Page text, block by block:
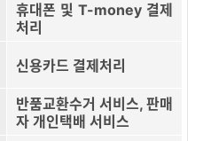
휴대폰 및 T-money 결제
처리
신용카드 결제처리
반품교환수거 서비스, 판매
자 개인택배 서비스